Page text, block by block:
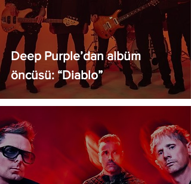
Deep Purple’dan albüm
öncüsü: “Diablo”